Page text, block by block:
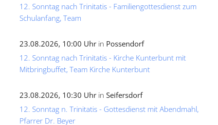
12. Sonntag nach Trinitatis - Familiengottesdienst zum
Schulanfang, Team
23.08.2026, 10:00 Uhr in Possendorf
12. Sonntag nach Trinitatis - Kirche Kunterbunt mit
Mitbringbuffet, Team Kirche Kunterbunt
23.08.2026, 10:30 Uhr in Seifersdorf
12. Sonntag n. Trinitatis - Gottesdienst mit Abendmahl,
Pfarrer Dr. Beyer